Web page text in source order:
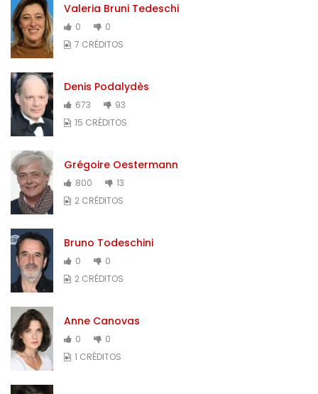
Valeria Bruni Tedeschi
0
0
7 CRÉDITOS
Denis Podalydès
673
93
15 CRÉDITOS
Grégoire Oestermann
800
13
2 CRÉDITOS
Bruno Todeschini
0
0
2 CRÉDITOS
Anne Canovas
0
0
1 CRÉDITOS